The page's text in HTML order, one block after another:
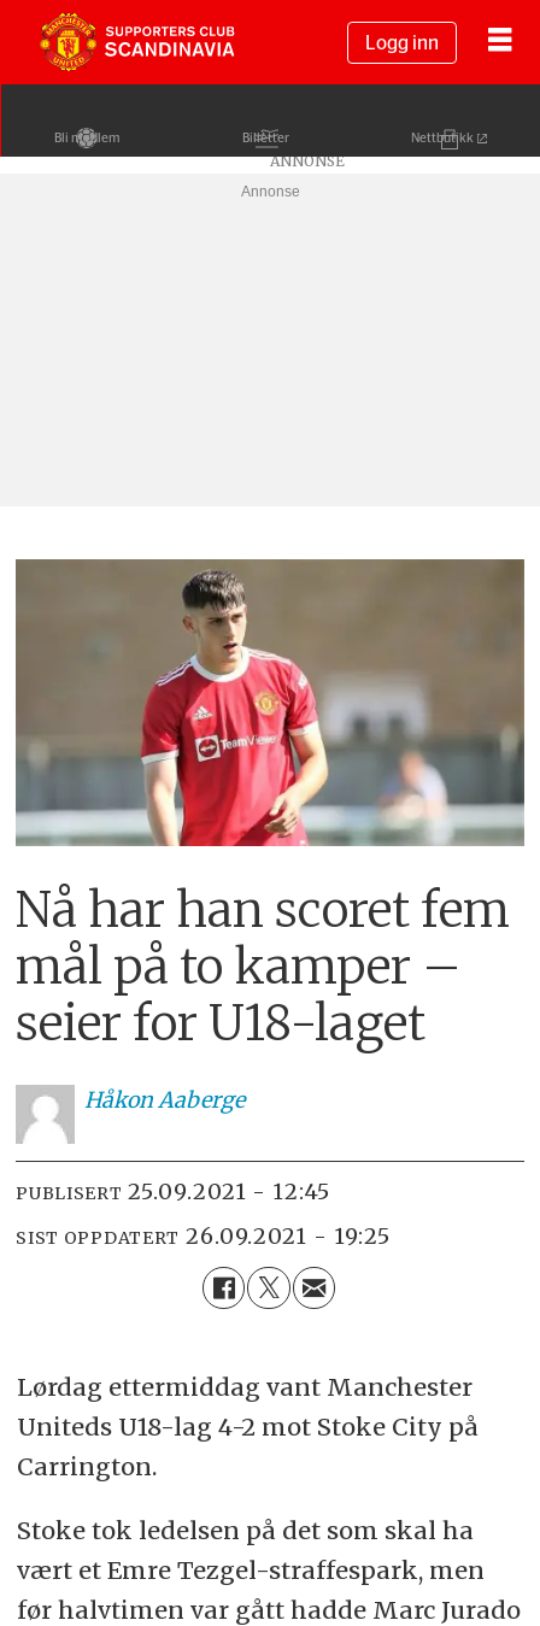
Logg inn
Bli medlem Billetter Nettbutikk
Annonse
Nå har han scoret fem
mål på to kamper –
seier for U18-laget
HåkonAaberge
PUBLISERT 25.09.2021 - 12:45
SIST OPPDATERT 26.09.2021 - 19:25
Lørdag ettermiddag vant Manchester
Uniteds U18-lag 4-2 mot Stoke City på
Carrington.
Stoke tok ledelsen på det som skal ha
vært et Emre Tezgel-straffespark, men
før halvtimen var gått hadde Marc Jurado